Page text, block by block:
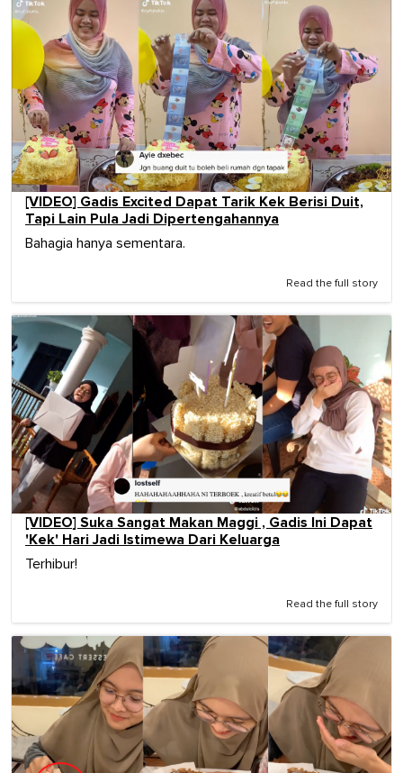
[VIDEO] Gadis Excited Dapat Tarik Kek Berisi Duit,
Tapi Lain Pula Jadi Dipertengahannya
Bahagia hanya sementara.
Read the full story
[VIDEO] Suka Sangat Makan Maggi , Gadis Ini Dapat
'Kek' Hari Jadi Istimewa Dari Keluarga
Terhibur!
Read the full story